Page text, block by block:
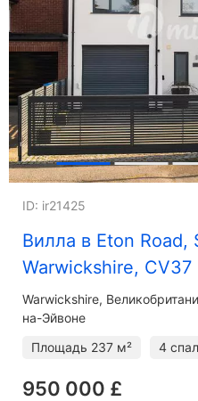
Вилла в Eton
Warwickshire, CV37
ID: ir21425
Warwickshire
на-Эйвоне
Площадь 237 м² 4
950 000 £